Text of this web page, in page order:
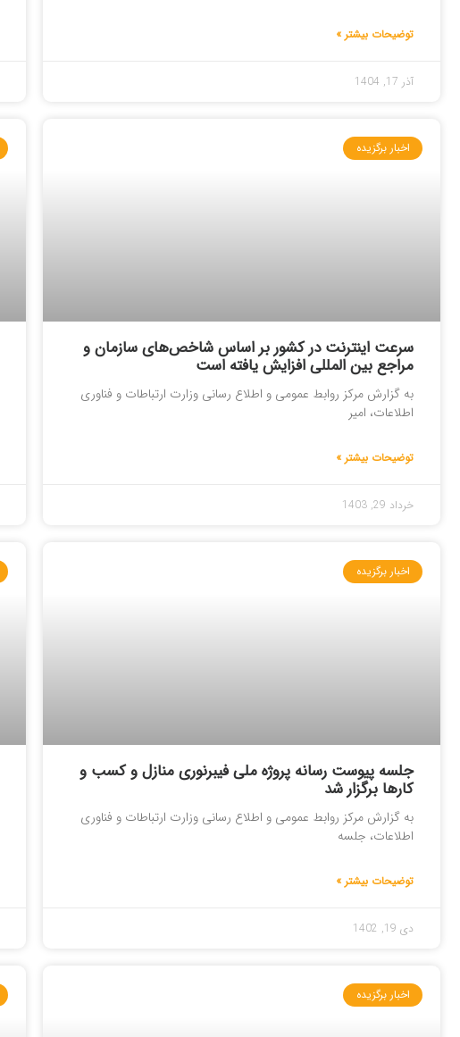
توضیحات بیشتر »
آذر 17, 1404
اخبار برگزیده
سرعت اینترنت در کشور بر اساس شاخص‌های سازمان و
مراجع بین المللی افزایش یافته است
به گزارش مرکز روابط عمومی و اطلاع رسانی وزارت ارتباطات و فناوری
اطلاعات، امیر
توضیحات بیشتر »
خرداد 29, 1403
اخبار برگزیده
جلسه پیوست رسانه پروژه ملی فیبرنوری منازل و کسب و
کارها برگزار شد
به گزارش مرکز روابط عمومی و اطلاع رسانی وزارت ارتباطات و فناوری
اطلاعات، جلسه
توضیحات بیشتر »
دی 19, 1402
اخبار برگزیده